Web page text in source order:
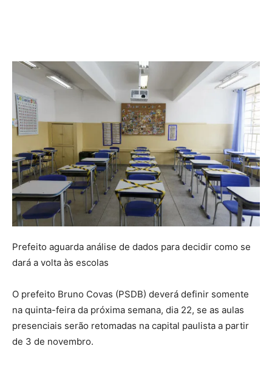
Prefeito aguarda análise de dados para decidir como se
dará a volta às escolas
O prefeito Bruno Covas (PSDB) deverá definir somente
na quinta-feira da próxima semana, dia 22, se as aulas
presenciais serão retomadas na capital paulista a partir
de 3 de novembro.